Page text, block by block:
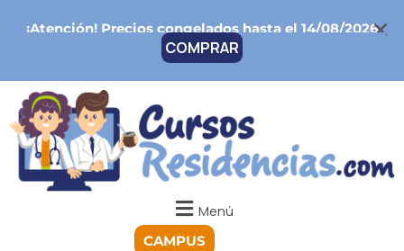
¡Atención!Precios congelados hasta el 14/08/2026
COMPRAR
Menú
CAMPUS